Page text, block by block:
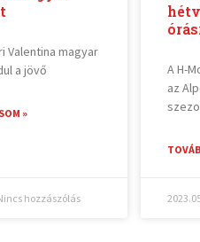
Valentina magyar
a jövő
»
hozzászólás
A H-
az